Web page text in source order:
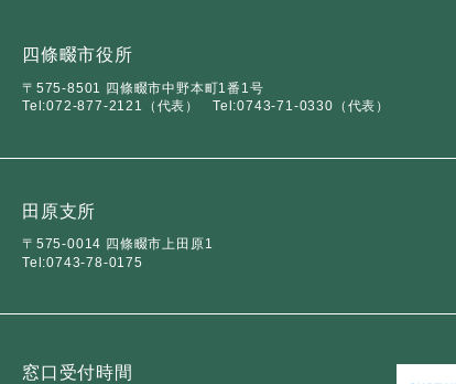
四條畷市役所
〒575-8501 四條畷市中野本町1番1号
Tel:072-877-2121（代表）
Tel:0743-71-0330（代表）
田原支所
〒575-0014 四條畷市上田原1
Tel:0743-78-0175
窓口受付時間